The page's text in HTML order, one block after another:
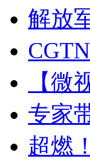
解放
【
专家
超燃